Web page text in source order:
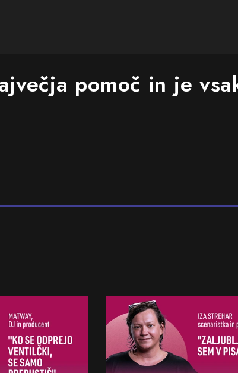
pomoč in je